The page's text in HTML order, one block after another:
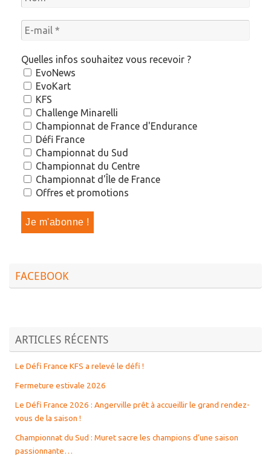
Quelles infos souhaitez vous recevoir ?
EvoNews
EvoKart
KFS
Challenge Minarelli
Championnat de France d'Endurance
Défi France
Championnat du Sud
Championnat du Centre
Championnat d'Île de France
Offres et promotions
FACEBOOK
ARTICLES RÉCENTS
Le Défi France KFS a relevé le défi !
Fermeture estivale 2026
Le Défi France 2026 : Angerville prêt à accueillir le grand rendez-
vous de la saison !
Championnat du Sud : Muret sacre les champions d’une saison
passionnante…